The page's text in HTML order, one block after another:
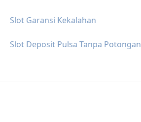
Slot Garansi Kekalahan
Slot Deposit Pulsa Tanpa Potongan